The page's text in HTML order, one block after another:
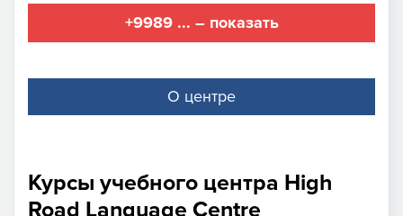
+9989 ... – показать
О центре
Курсы учебного центра High
Road Language Centre